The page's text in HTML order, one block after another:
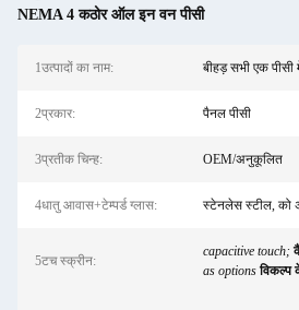
NEMA 4 कठोर ऑल इन वन पीसी
1उत्पादों का नाम: बीहड़ सभी एक पीसी
2प्रकार: पैनल पीसी
3प्रतीक चिन्ह: OEM/अनुकूलित
4धातु आवास+टेम्पर्ड ग्लास: स्टेनलेस स्टील, को
5टच स्क्रीन:
capacitive touch;
as options विकल्प